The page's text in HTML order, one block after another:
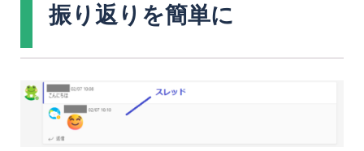
振り返りを簡単に